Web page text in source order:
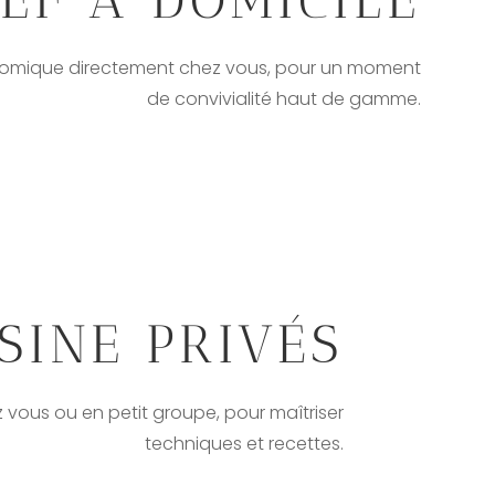
directement chez vous, pour un moment
de convivialité haut de gamme.
PRIVÉS
ou en petit groupe, pour maîtriser
techniques et recettes.